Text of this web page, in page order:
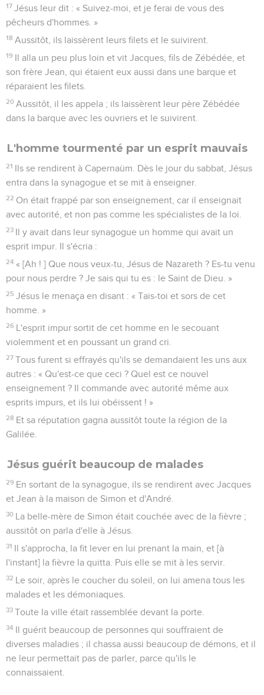
17 Jésus leur dit : « Suivez-moi, et je ferai de vous des
pêcheurs d'hommes. »
18 Aussitôt, ils laissèrent leurs filets et le suivirent.
19 Il alla un peu plus loin et vit Jacques, fils de Zébédée, et
son frère Jean, qui étaient eux aussi dans une barque et
réparaient les filets.
20 Aussitôt, il les appela ; ils laissèrent leur père Zébédée
dans la barque avec les ouvriers et le suivirent.
L'homme tourmenté par un esprit mauvais
21 Ils se rendirent à Capernaüm. Dès le jour du sabbat, Jésus
entra dans la synagogue et se mit à enseigner.
22 On était frappé par son enseignement, car il enseignait
avec autorité, et non pas comme les spécialistes de la loi.
23 Il y avait dans leur synagogue un homme qui avait un
esprit impur. Il s'écria :
24 « [Ah ! ] Que nous veux-tu, Jésus de Nazareth ? Es-tu venu
pour nous perdre ? Je sais qui tu es : le Saint de Dieu. »
25 Jésus le menaça en disant : « Tais-toi et sors de cet
homme. »
26 L'esprit impur sortit de cet homme en le secouant
violemment et en poussant un grand cri.
27 Tous furent si effrayés qu'ils se demandaient les uns aux
autres : « Qu'est-ce que ceci ? Quel est ce nouvel
enseignement ? Il commande avec autorité même aux
esprits impurs, et ils lui obéissent ! »
28 Et sa réputation gagna aussitôt toute la région de la
Galilée.
Jésus guérit beaucoup de malades
29 En sortant de la synagogue, ils se rendirent avec Jacques
et Jean à la maison de Simon et d'André.
30 La belle-mère de Simon était couchée avec de la fièvre ;
aussitôt on parla d'elle à Jésus.
31 Il s'approcha, la fit lever en lui prenant la main, et [à
l'instant] la fièvre la quitta. Puis elle se mit à les servir.
32 Le soir, après le coucher du soleil, on lui amena tous les
malades et les démoniaques.
33 Toute la ville était rassemblée devant la porte.
34 Il guérit beaucoup de personnes qui souffraient de
diverses maladies ; il chassa aussi beaucoup de démons, et il
ne leur permettait pas de parler, parce qu'ils le
connaissaient.